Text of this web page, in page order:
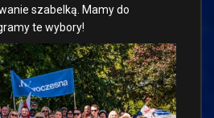
szabelką. Mamy do
te wybory!